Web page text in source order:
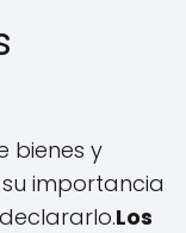
bienes y
importancia
Los